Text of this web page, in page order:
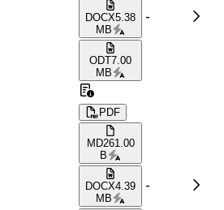
DOCX5.38
MB
ODT7.00
MB
-
PDF
MD261.00
B
DOCX4.39
MB
-